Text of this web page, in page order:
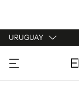
URUGUAY
URUGUAY
ARGENTINA